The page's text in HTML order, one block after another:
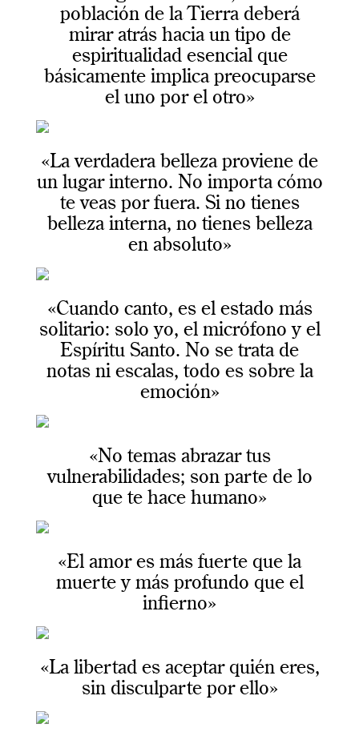
población de la Tierra deberá
mirar atrás hacia un tipo de
espiritualidad esencial que
básicamente implica preocuparse
el uno por el otro»
«La verdadera belleza proviene de
un lugar interno. No importa cómo
te veas por fuera. Si no tienes
belleza interna, no tienes belleza
en absoluto»
«Cuando canto, es el estado más
solitario: solo yo, el micrófono y el
Espíritu Santo. No se trata de
notas ni escalas, todo es sobre la
emoción»
«No temas abrazar tus
vulnerabilidades; son parte de lo
que te hace humano»
«El amor es más fuerte que la
muerte y más profundo que el
infierno»
«La libertad es aceptar quién eres,
sin disculparte por ello»